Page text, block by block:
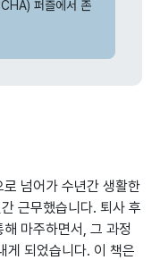
퍼즐에서 존
넘어가 수년간 생활한
근무했습니다. 퇴사 후
마주하면서, 그 과정
게 되었습니다. 이 책은